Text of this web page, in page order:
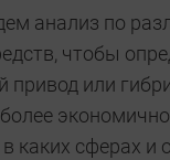
анализ по
чтобы
привод или
каких сферах и